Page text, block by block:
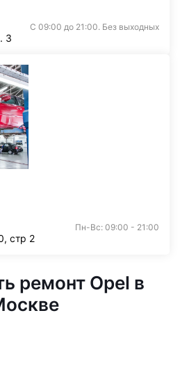
С 09:00 до 21:00. Без выходных
3
Пн-Вс: 09:00 - 21:00
стр 2
ремонт Opel в